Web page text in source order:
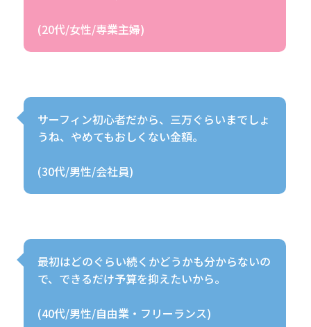
(20代/女性/専業主婦)
サーフィン初心者だから、三万ぐらいまでしょ
うね、やめてもおしくない金額。
(30代/男性/会社員)
最初はどのぐらい続くかどうかも分からないの
で、できるだけ予算を抑えたいから。
(40代/男性/自由業・フリーランス)